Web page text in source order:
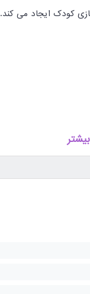
کودک ایجاد می کند.